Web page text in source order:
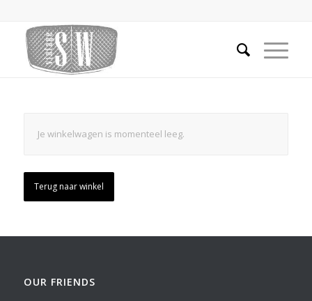
Je winkelwagen is momenteel leeg.
Terug naar winkel
OUR FRIENDS